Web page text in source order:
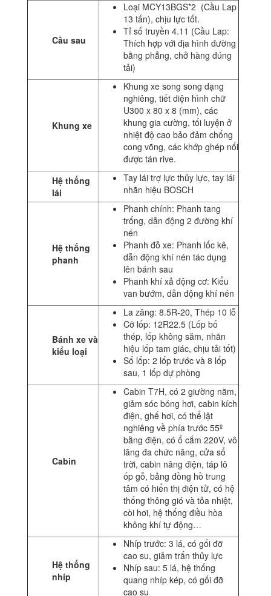
Cầu sau
Loại MCY13BGS*2 (Cầu Lap
13 tấn), chịu lực tốt.
Tỉ số truyền 4.11 (Cầu Lap:
Thích hợp với địa hình đường
bằng phẳng, chở hàng đúng
tải)
Khung xe
Khung xe song song dạng
nghiêng, tiết diện hình chữ
U300 x 80 x 8 (mm), các
khung gia cường, tối luyện ở
nhiệt độ cao bảo đảm chống
cong võng, các khớp ghép nối
được tán rive.
Hệ thống
lái
Tay lái trợ lực thủy lực, tay lái
nhãn hiệu BOSCH
Hệ thống
phanh
Phanh chính: Phanh tang
trống, dẫn động 2 đường khí
nén
Phanh đỗ xe: Phanh lốc kê,
dẫn động khí nén tác dụng
lên bánh sau
Phanh khí xả động cơ: Kiểu
van bướm, dẫn động khí nén
Bánh xe và
kiểu loại
La zăng: 8.5R-20, Thép 10 lỗ
Cỡ lốp: 12R22.5 (Lốp bố
thép, lốp không săm, nhãn
hiệu lốp tam giác, chịu tải tốt)
Số lốp: 2 lốp trước và 8 lốp
sau, 1 lốp dự phòng
Cabin
Cabin T7H, có 2 giường nằm,
giảm sóc bóng hơi, cabin kích
điện, ghế hơi, có thể lật
nghiêng về phía trước 55º
bằng điện, có ổ cắm 220V, vô
lăng đa chức năng, cửa sổ
trời, cabin nâng điện, táp lô
ốp gỗ, bảng đồng hồ trung
tâm có hiển thị điện tử, có hệ
thống thông gió và tỏa nhiệt,
còi hơi, hệ thống điều hòa
không khí tự động…
Hệ thống
nhíp
Nhíp trước: 3 lá, có gối đỡ
cao su, giảm trấn thủy lực
Nhíp sau: 5 lá, hệ thống
quang nhíp kép, có gối đỡ
cao su